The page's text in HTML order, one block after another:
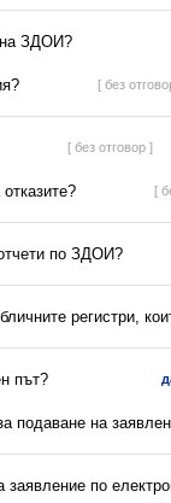
на ЗДОИ?
[ без
[ без отговор ]
[
по ЗДОИ?
регистри,
път?
подаване на
по